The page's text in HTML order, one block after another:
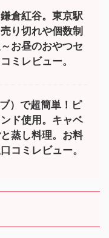
鎌倉紅谷。東京駅
り切れや個数制
お昼のおやつセ
ミレビュー。
）で超簡単！ピ
ド使用。キャベ
蒸し料理。お料
コミレビュー。